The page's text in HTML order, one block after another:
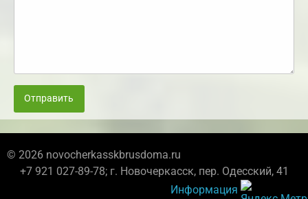
Отправить
© 2026 novocherkasskbrusdoma.ru
+7 921 027-89-78; г. Новочеркасск, пер. Одесский, 41
Информация